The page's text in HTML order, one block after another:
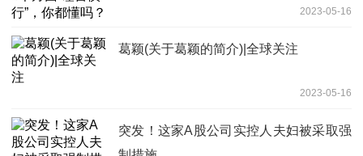
2023-05-16
葛颖(关于葛颖的简介)|全球关注
2023-05-16
突发！这家A股公司实控人夫妇被采取强